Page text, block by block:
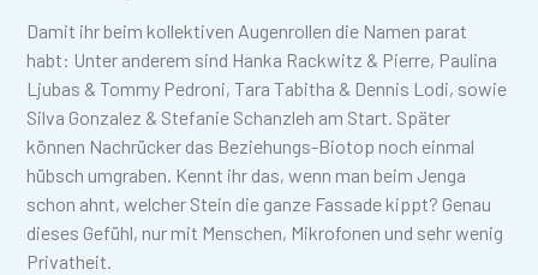
Damit ihr beim kollektiven Augenrollen die Namen parat
habt: Unter anderem sind Hanka Rackwitz & Pierre, Paulina
Ljubas & Tommy Pedroni, Tara Tabitha & Dennis Lodi, sowie
Silva Gonzalez & Stefanie Schanzleh am Start. Später
können Nachrücker das Beziehungs-Biotop noch einmal
hübsch umgraben. Kennt ihr das, wenn man beim Jenga
schon ahnt, welcher Stein die ganze Fassade kippt? Genau
dieses Gefühl, nur mit Menschen, Mikrofonen und sehr wenig
Privatheit.